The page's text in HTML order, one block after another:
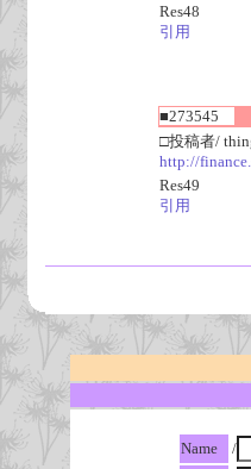
Res48
引用
■273545
□投稿者/
http://
Res49
引用
Name
/